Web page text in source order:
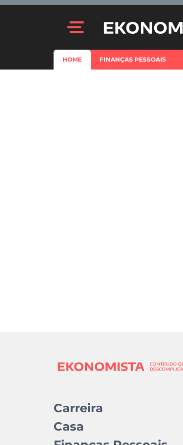
HOME FINANÇAS PESSOAIS
Carreira
Casa